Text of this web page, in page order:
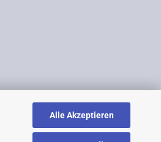
Alle Akzeptieren